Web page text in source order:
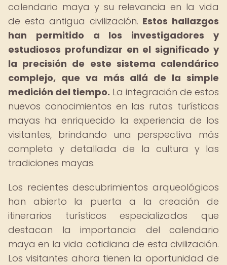
calendario maya y su relevancia en la vida
de esta antigua civilización. Estos hallazgos
han permitido a los investigadores y
estudiosos profundizar en el significado y
la precisión de este sistema calendárico
complejo, que va más allá de la simple
medición del tiempo. La integración de estos
nuevos conocimientos en las rutas turísticas
mayas ha enriquecido la experiencia de los
visitantes, brindando una perspectiva más
completa y detallada de la cultura y las
tradiciones mayas.
Los recientes descubrimientos arqueológicos
han abierto la puerta a la creación de
itinerarios turísticos especializados que
destacan la importancia del calendario
maya en la vida cotidiana de esta civilización.
Los visitantes ahora tienen la oportunidad de